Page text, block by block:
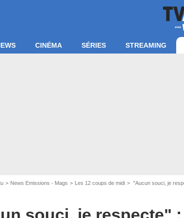
CINÉMA SÉRIES STREAMING
News Emissions - Mags Les 12 coups de midi "Aucun souci, je